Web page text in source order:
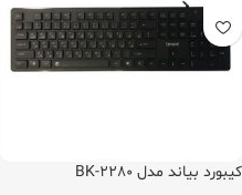
کیبورد بیاند مدل BK-2280